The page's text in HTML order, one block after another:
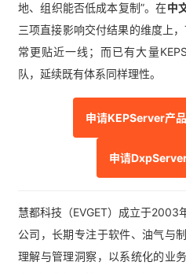
地、组织能否低成本复制”。在中
三项直接影响交付结果的维度上，
常更贴近一线；而已有大量
队，延续既有体系同样理性。
申请KEPServer产
申请
慧都科技（EVGET）成⽴于2003
公司，⻓期专注于软件、油⽓与
理解与管理洞察，以系统化的业